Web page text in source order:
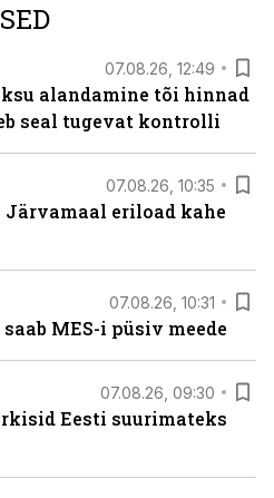
07.08.26, 12:49
alandamine tõi hinnad
seal tugevat kontrolli
07.08.26, 10:35
eriload kahe
07.08.26, 10:31
MES-i püsiv meede
07.08.26, 09:30
Eesti suurimateks